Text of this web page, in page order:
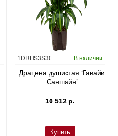
Гидропоника
1DRHS3S30 В наличии
Драцена душистая ‘Гавайи
Саншайн’
10 512 р.
Купить